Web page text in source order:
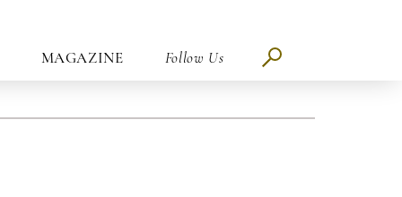
MAGAZINE Follow Us